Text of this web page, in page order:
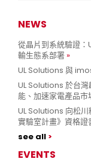
NEWS
從晶片到系統驗證
輸生態系部署
UL Solutions 與
UL Solutions 於台
能、加速家電產品市
UL Solutions 向松
實驗室計畫》資格證
see all
EVENTS